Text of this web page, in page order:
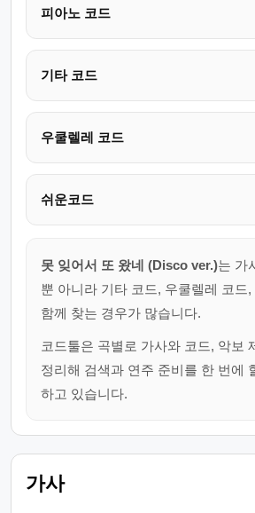
피아노 코드
기타 코드
우쿨렐레 코드
쉬운코드
못 잊어서 또 왔네 (Disco ver.)는 가
뿐 아니라 기타 코드, 우쿨렐레 코드
함께 찾는 경우가 많습니다.
코드툴은 곡별로 가사와 코드, 악보
정리해 검색과 연주 준비를 한 번에
하고 있습니다.
가사